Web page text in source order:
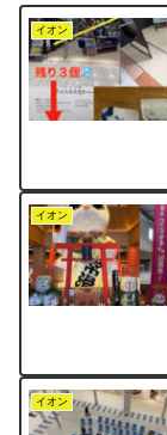
イオン
イオン
イオン